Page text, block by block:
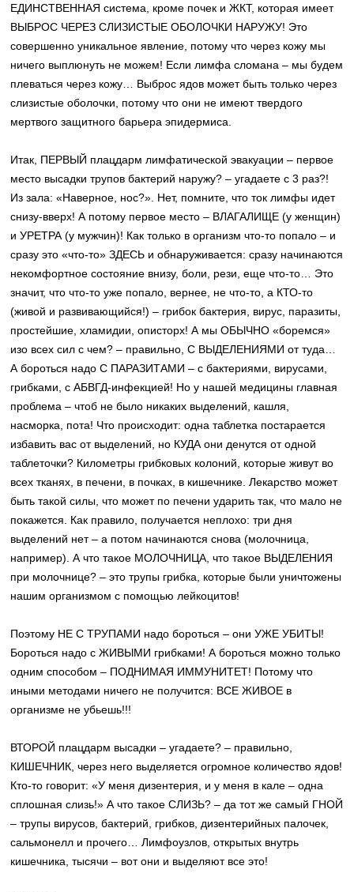
ЕДИНСТВЕННАЯ система, кроме почек и ЖКТ, которая имеет
ВЫБРОС ЧЕРЕЗ СЛИЗИСТЫЕ ОБОЛОЧКИ НАРУЖУ! Это
совершенно уникальное явление, потому что через кожу мы
ничего выплюнуть не можем! Если лимфа сломана – мы будем
плеваться через кожу… Выброс ядов может быть только через
слизистые оболочки, потому что они не имеют твердого
мертвого защитного барьера эпидермиса.
Итак, ПЕРВЫЙ плацдарм лимфатической эвакуации – первое
место высадки трупов бактерий наружу? – угадаете с 3 раз?!
Из зала: «Наверное, нос?». Нет, помните, что ток лимфы идет
снизу-вверх! А потому первое место – ВЛАГАЛИЩЕ (у женщин)
и УРЕТРА (у мужчин)! Как только в организм что-то попало – и
сразу это «что-то» ЗДЕСЬ и обнаруживается: сразу начинаются
некомфортное состояние внизу, боли, рези, еще что-то… Это
значит, что что-то уже попало, вернее, не что-то, а КТО-то
(живой и развивающийся!) – грибок бактерия, вирус, паразиты,
простейшие, хламидии, описторх! А мы ОБЫЧНО «боремся»
изо всех сил с чем? – правильно, С ВЫДЕЛЕНИЯМИ от туда…
А бороться надо С ПАРАЗИТАМИ – с бактериями, вирусами,
грибками, с АБВГД-инфекцией! Но у нашей медицины главная
проблема – чтоб не было никаких выделений, кашля,
насморка, пота! Что происходит: одна таблетка постарается
избавить вас от выделений, но КУДА они денутся от одной
таблеточки? Километры грибковых колоний, которые живут во
всех тканях, в печени, в почках, в кишечнике. Лекарство может
быть такой силы, что может по печени ударить так, что мало не
покажется. Как правило, получается неплохо: три дня
выделений нет – а потом начинаются снова (молочница,
например). А что такое МОЛОЧНИЦА, что такое ВЫДЕЛЕНИЯ
при молочнице? – это трупы грибка, которые были уничтожены
нашим организмом с помощью лейкоцитов!
Поэтому НЕ С ТРУПАМИ надо бороться – они УЖЕ УБИТЫ!
Бороться надо с ЖИВЫМИ грибками! А бороться можно только
одним способом – ПОДНИМАЯ ИММУНИТЕТ! Потому что
иными методами ничего не получится: ВСЕ ЖИВОЕ в
организме не убьешь!!!
ВТОРОЙ плацдарм высадки – угадаете? – правильно,
КИШЕЧНИК, через него выделяется огромное количество ядов!
Кто-то говорит: «У меня дизентерия, и у меня в кале – одна
сплошная слизь!» А что такое СЛИЗЬ? – да тот же самый ГНОЙ
– трупы вирусов, бактерий, грибков, дизентерийных палочек,
сальмонелл и прочего… Лимфоузлов, открытых внутрь
кишечника, тысячи – вот они и выделяют все это!